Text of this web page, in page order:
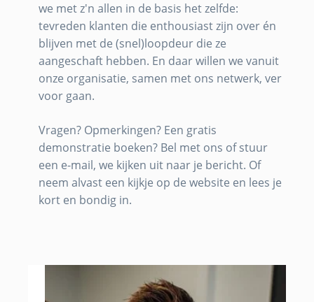
we met z'n allen in de basis het zelfde:
tevreden klanten die enthousiast zijn over én
blijven met de (snel)loopdeur die ze
aangeschaft hebben. En daar willen we vanuit
onze organisatie, samen met ons netwerk, ver
voor gaan.
Vragen? Opmerkingen? Een gratis
demonstratie boeken? Bel met ons of stuur
een e-mail, we kijken uit naar je bericht. Of
neem alvast een kijkje op de website en lees je
kort en bondig in.